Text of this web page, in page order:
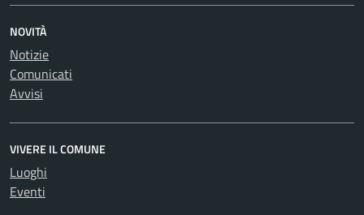
NOVITÀ
Notizie
Comunicati
Avvisi
VIVERE IL COMUNE
Luoghi
Eventi